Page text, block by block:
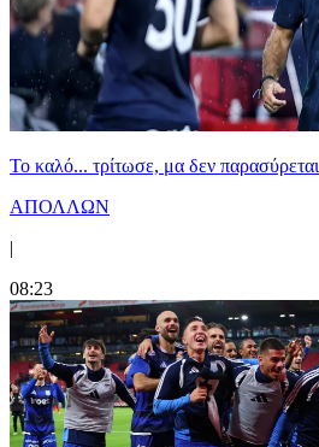
Το καλό... τρίτωσε, μα δεν παρασύρεται
ΑΠΟΛΛΩΝ
|
08:23